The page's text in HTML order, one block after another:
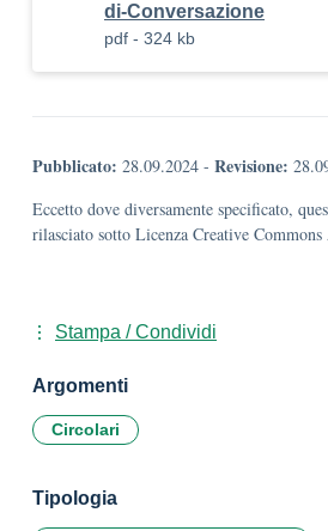
di-Conversazione
pdf - 324 kb
Pubblicato: 28.09.2024 - Revisione:
Eccetto dove diversamente specificato,
rilasciato sotto Licenza Creative
Stampa / Condividi
Argomenti
Circolari
Tipologia